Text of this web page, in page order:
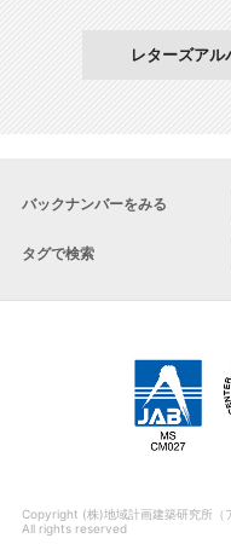
レターズア
バックナンバーをみる
タグで検索
Copyright (株)地域計画建築研究所（
All rights reserved